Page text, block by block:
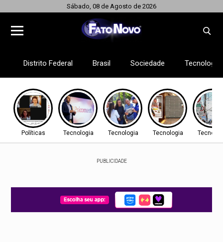
Sábado, 08 de Agosto de 2026
Distrito Federal Brasil Sociedade Tecnologia
Políticas Tecnologia Tecnologia Tecnologia
PUBLICIDADE